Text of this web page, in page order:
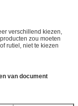
verschillend kiezen,
zou moeten
rutiel, niet te kiezen
van document